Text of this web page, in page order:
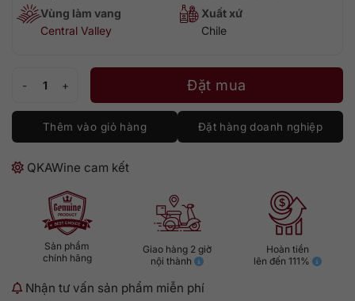
Vùng làm vang
Central Valley
Xuất xứ
Chile
Santa Carolina Reserva Cabernet Sauvignon số lượng
Đặt mua
Thêm vào giỏ hàng Đặt hàng doanh nghiệp
QKAWine cam kết
Sản phẩm
chính hãng
Giao hàng 2 giờ
nội thành
Hoàn tiền
lên đến 111%
Nhận tư vấn sản phẩm miễn phí